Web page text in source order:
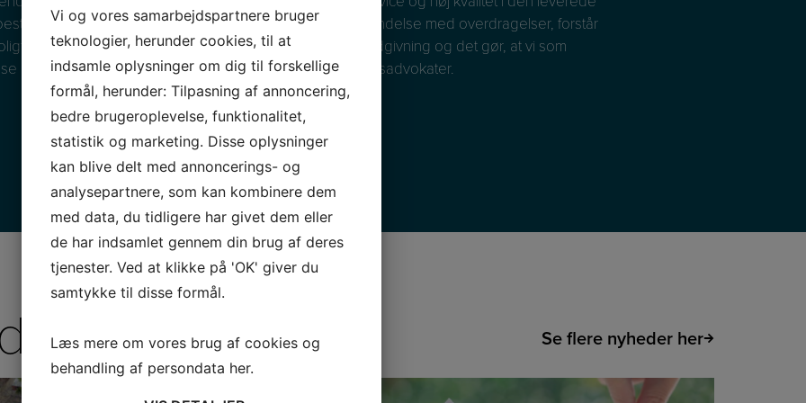
af advokat, bogholder og sagsbehandler i forbindelse med overdragelser, forstår
Vi kan stole på at vi får en højt specialiseret rådgivning og det gør, at vi som
kan give vores bedste anbefalinger til Wantzin Ejendomsadvokater.
– A/B Gilbjerggård
Se flere nyheder her
Vi og vores samarbejdspartnere bruger
teknologier, herunder cookies, til at
indsamle oplysninger om dig til forskellige
formål, herunder: Tilpasning af annoncering,
bedre brugeroplevelse, funktionalitet,
statistik og marketing. Disse oplysninger
kan blive delt med annoncerings- og
analysepartnere, som kan kombinere dem
med data, du tidligere har givet dem eller
de har indsamlet gennem din brug af deres
tjenester. Ved at klikke på 'OK' giver du
samtykke til disse formål.
Læs mere om vores brug af cookies og
behandling af persondata her.